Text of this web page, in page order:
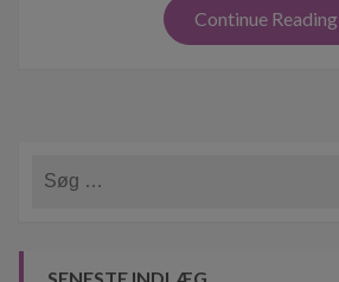
Continue Reading
SENESTE INDLÆG